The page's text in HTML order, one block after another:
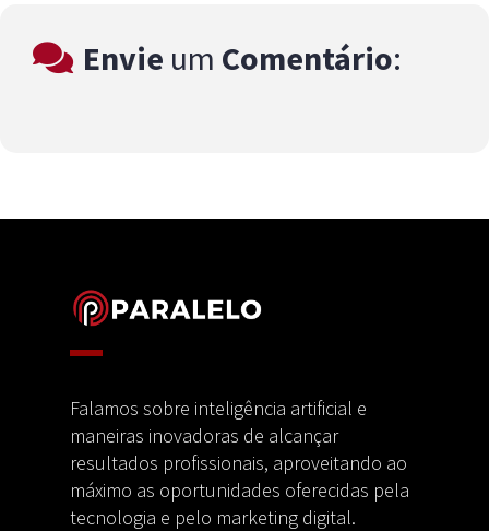
Envie um Comentário:
Falamos sobre inteligência artificial e
maneiras inovadoras de alcançar
resultados profissionais, aproveitando ao
máximo as oportunidades oferecidas pela
tecnologia e pelo marketing digital.